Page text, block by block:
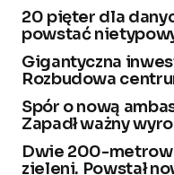
20 pięter dla
powstać
Gigantyczna
Rozbudowa
Spór o nową
Zapadł ważny
Dwie 200-
zieleni. Powstał